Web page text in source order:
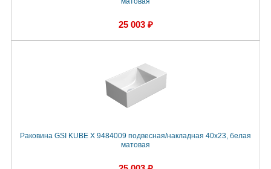
25 003 ₽
Раковина GSI KUBE X 9484009 подвесная/накладная 40x23, белая
матовая